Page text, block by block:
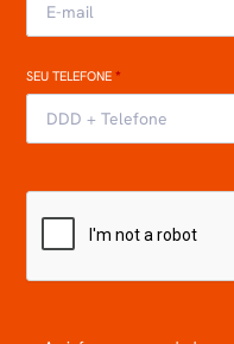
SEU TELEFONE*